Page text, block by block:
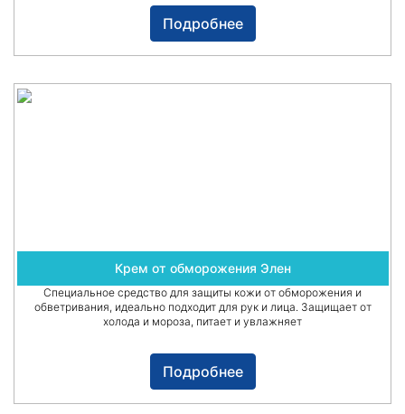
Подробнее
Крем от обморожения Элен
Специальное средство для защиты кожи от обморожения и
обветривания, идеально подходит для рук и лица. Защищает от
холода и мороза, питает и увлажняет
Подробнее